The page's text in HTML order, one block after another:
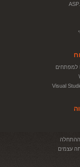
Visual
עצמים